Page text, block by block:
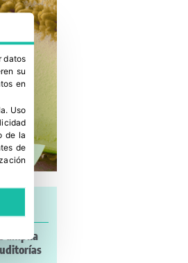
amplía
datos
su
en
. Uso
de la
de